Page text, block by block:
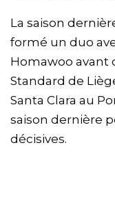
La saison
formé un duo
Homawoo avant
Standard de
Santa Clara au
saison dernière
décisives.